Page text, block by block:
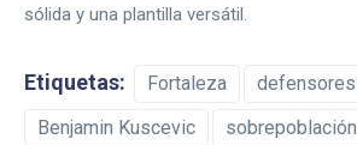
sólida y una plantilla versátil.
Etiquetas: Fortaleza
defensores
Benjamin Kuscevic
sobrepoblación